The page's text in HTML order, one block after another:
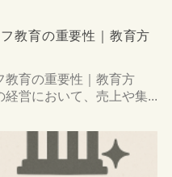
教育の重要性｜教育方
教育の重要性｜教育方
営において、売上や集...